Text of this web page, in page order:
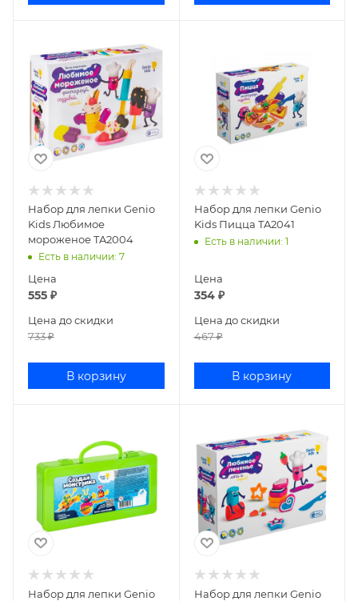
Набор для лепки Genio
Kids Любимое
мороженое TA2004
Есть в наличии: 7
Цена
555 ₽
Цена до скидки
733₽
В корзину
Набор для лепки Genio
Kids Пицца TA2041
Есть в наличии: 1
Цена
354₽
Цена до скидки
467₽
В корзину
Набор для лепки Genio
Набор для лепки Genio